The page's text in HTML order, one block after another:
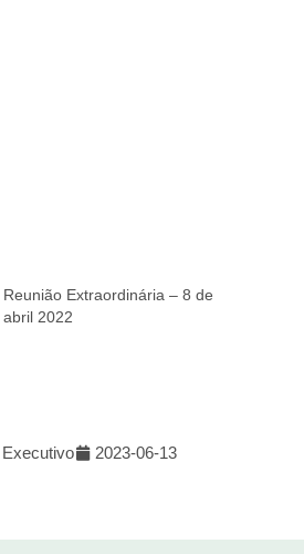
Reunião Extraordinária – 8 de
abril 2022
2023-06-13